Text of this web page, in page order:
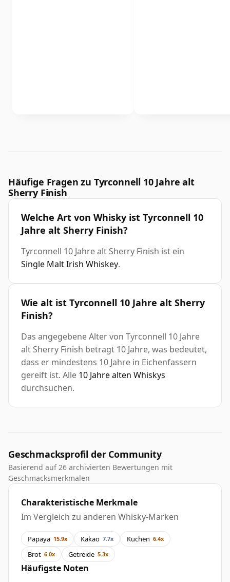
Häufige Fragen zu Tyrconnell 10 Jahre alt
Sherry Finish
Welche Art von Whisky ist Tyrconnell 10
Jahre alt Sherry Finish?
Tyrconnell 10 Jahre alt Sherry Finish ist ein
Single Malt Irish Whiskey.
Wie alt ist Tyrconnell 10 Jahre alt Sherry
Finish?
Das angegebene Alter von Tyrconnell 10 Jahre
alt Sherry Finish betragt 10 Jahre, was bedeutet,
dass er mindestens 10 Jahre in Eichenfassern
gereift ist. Alle 10 Jahre alten Whiskys
durchsuchen.
Geschmacksprofil der Community
Basierend auf 26 archivierten Bewertungen mit
Geschmacksmerkmalen
Charakteristische Merkmale
Im Vergleich zu anderen Whisky-Marken
Papaya 15.9x Kakao 7.7x Kuchen 6.4x
Brot 6.0x Getreide 5.3x
Häufigste Noten